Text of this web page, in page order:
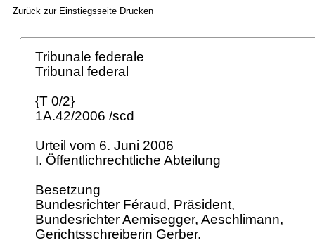
Zurück zur Einstiegsseite Drucken
Tribunale federale
Tribunal federal
{T 0/2}
1A.42/2006 /scd
Urteil vom 6. Juni 2006
I. Öffentlichrechtliche Abteilung
Besetzung
Bundesrichter Féraud, Präsident,
Bundesrichter Aemisegger, Aeschlimann,
Gerichtsschreiberin Gerber.